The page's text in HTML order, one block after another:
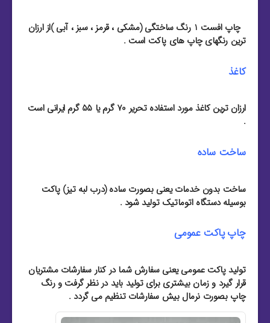
چاپ افست 1 رنگ ساختگی (مشکی ، قرمز ، سبز ، آبی )از ارزان
ترین رنگهای چاپ های پاکت است .
کاغذ
ارزان ترین کاغذ مورد استفاده تحریر 70 گرم یا 55 گرم ایرانی است
.
ساخت ساده
ساخت بدون خدمات یعنی بصورت ساده (درب لبه تیز) پاکت
بوسیله دستگاه اتوماتیک تولید شود .
چاپ پاکت عمومی
تولید پاکت عمومی یعنی سفارش شما در کنار سفارشات مشتریان
قرار گیرد و زمان بیشتری برای تولید باید در نظر گرفت و رنگ
چاپ بصورت نرمال بیش سفارشات تنظیم می گردد .